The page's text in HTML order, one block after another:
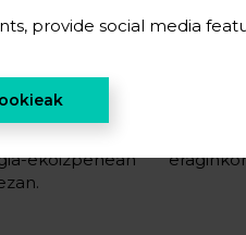
energia-ekoizpena.
dadin energia
ekoizpenean
provide social media